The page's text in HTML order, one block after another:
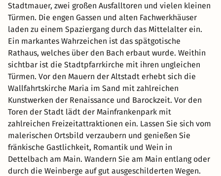
Stadtmauer, zwei großen Ausfalltoren und vielen kleinen
Türmen. Die engen Gassen und alten Fachwerkhäuser
laden zu einem Spaziergang durch das Mittelalter ein.
Ein markantes Wahrzeichen ist das spätgotische
Rathaus, welches über den Bach erbaut wurde. Weithin
sichtbar ist die Stadtpfarrkirche mit ihren ungleichen
Türmen. Vor den Mauern der Altstadt erhebt sich die
Wallfahrtskirche Maria im Sand mit zahlreichen
Kunstwerken der Renaissance und Barockzeit. Vor den
Toren der Stadt lädt der Mainfrankenpark mit
zahlreichen Freizeitattraktionen ein. Lassen Sie sich vom
malerischen Ortsbild verzaubern und genießen Sie
fränkische Gastlichkeit, Romantik und Wein in
Dettelbach am Main. Wandern Sie am Main entlang oder
durch die Weinberge auf gut ausgeschilderten Wegen.